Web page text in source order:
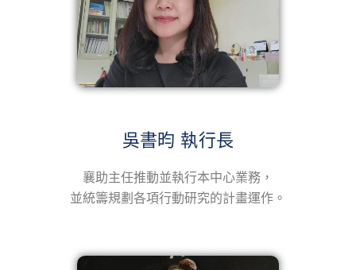
吳書昀 執行長
襄助主任推動並執行本中心業務，
並統籌規劃各項行動研究的計畫運作。